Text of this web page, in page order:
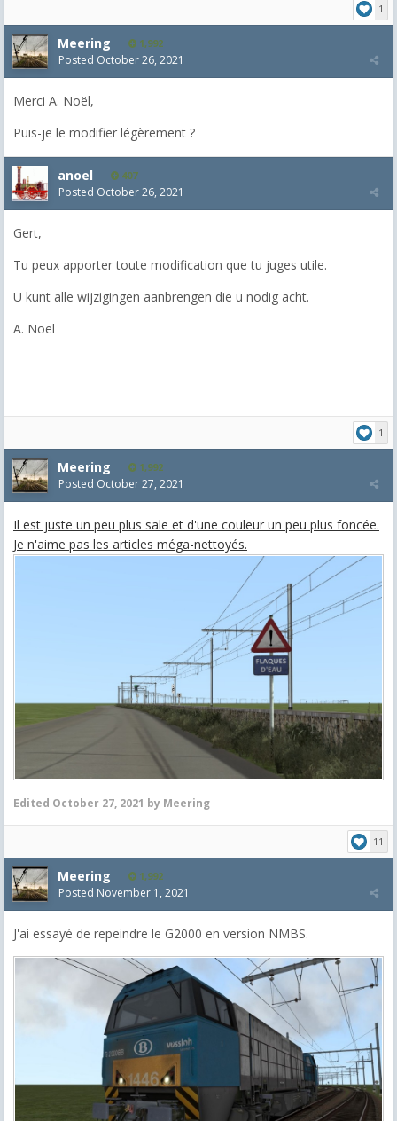
1
Meering 1,992
Posted October 26, 2021
Merci A. Noël,
Puis-je le modifier légèrement ?
anoel 407
Posted October 26, 2021
Gert,
Tu peux apporter toute modification que tu juges utile.
U kunt alle wijzigingen aanbrengen die u nodig acht.
A. Noël
1
Meering 1,992
Posted October 27, 2021
Il est juste un peu plus sale et d'une couleur un peu plus foncée.
Je n'aime pas les articles méga-nettoyés.
Edited October 27, 2021 by Meering
11
Meering 1,992
Posted November 1, 2021
J'ai essayé de repeindre le G2000 en version NMBS.